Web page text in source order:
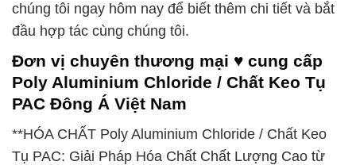
chúng tôi ngay hôm nay để biết thêm chi tiết và bắt
đầu hợp tác cùng chúng tôi.
Đơn vị chuyên thương mại ♥ cung cấp
Poly Aluminium Chloride / Chất Keo Tụ
PAC Đông Á Việt Nam
**HÓA CHẤT Poly Aluminium Chloride / Chất Keo
Tụ PAC: Giải Pháp Hóa Chất Chất Lượng Cao từ